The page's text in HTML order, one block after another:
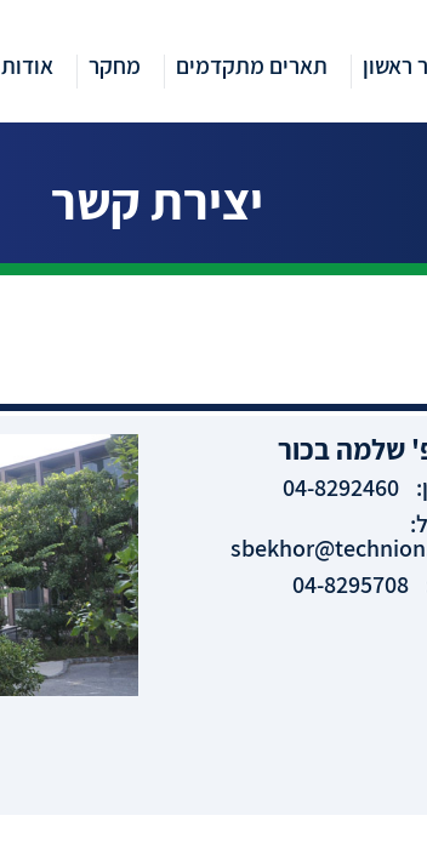
ראשון תארים מתקדמים מחקר אודות
יצירת קשר
שלמהבכור
04-8292460